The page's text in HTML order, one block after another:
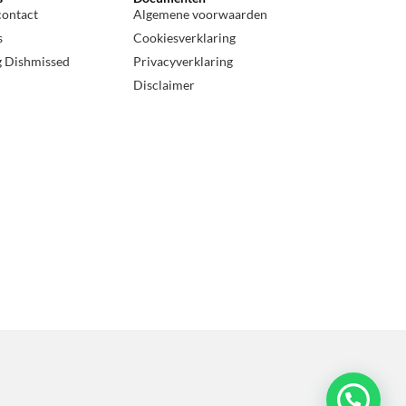
Dishmissed
Algemene voorwaarden
Cookiesverklaring
Privacyverklaring
Disclaimer